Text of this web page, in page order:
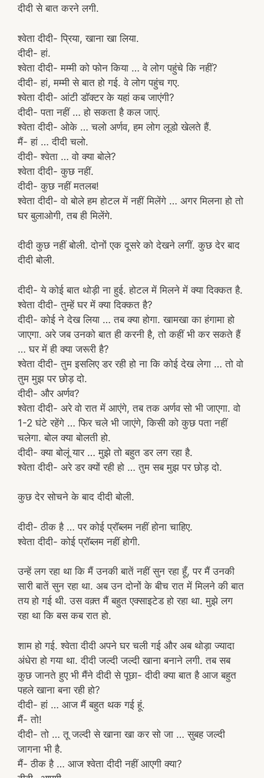
दीदी से बात करने लगी.
श्वेता दीदी- प्रिया, खाना खा लिया.
दीदी- हां.
श्वेता दीदी- मम्मी को फोन किया … वे लोग पहुंचे कि नहीं?
दीदी- हां, मम्मी से बात हो गई. वे लोग पहुंच गए.
श्वेता दीदी- आंटी डॉक्टर के यहां कब जाएंगी?
दीदी- पता नहीं … हो सकता है कल जाएं.
श्वेता दीदी- ओके … चलो अर्णव, हम लोग लूडो खेलते हैं.
मैं- हां … दीदी चलो.
दीदी- श्वेता … वो क्या बोले?
श्वेता दीदी- कुछ नहीं.
दीदी- कुछ नहीं मतलब!
श्वेता दीदी- वो बोले हम होटल में नहीं मिलेंगे … अगर मिलना हो तो
घर बुलाओगी, तब ही मिलेंगे.
दीदी कुछ नहीं बोली. दोनों एक दूसरे को देखने लगीं. कुछ देर बाद
दीदी बोली.
दीदी- ये कोई बात थोड़ी ना हुई. होटल में मिलने में क्या दिक्कत है.
श्वेता दीदी- तुम्हें घर में क्या दिक्कत है?
दीदी- कोई ने देख लिया … तब क्या होगा. खामखा का हंगामा हो
जाएगा. अरे जब उनको बात ही करनी है, तो कहीं भी कर सकते हैं
… घर में ही क्या जरूरी है?
श्वेता दीदी- तुम इसलिए डर रही हो ना कि कोई देख लेगा … तो वो
तुम मुझ पर छोड़ दो.
दीदी- और अर्णव?
श्वेता दीदी- अरे वो रात में आएंगे, तब तक अर्णव सो भी जाएगा. वो
1-2 घंटे रहेंगे … फिर चले भी जाएंगे, किसी को कुछ पता नहीं
चलेगा. बोल क्या बोलती हो.
दीदी- क्या बोलूं यार … मुझे तो बहुत डर लग रहा है.
श्वेता दीदी- अरे डर क्यों रही हो … तुम सब मुझ पर छोड़ दो.
कुछ देर सोचने के बाद दीदी बोली.
दीदी- ठीक है … पर कोई प्रॉब्लम नहीं होना चाहिए.
श्वेता दीदी- कोई प्रॉब्लम नहीं होगी.
उन्हें लग रहा था कि मैं उनकी बातें नहीं सुन रहा हूँ, पर मैं उनकी
सारी बातें सुन रहा था. अब उन दोनों के बीच रात में मिलने की बात
तय हो गई थी. उस वक़्त मैं बहुत एक्साइटेड हो रहा था. मुझे लग
रहा था कि बस कब रात हो.
शाम हो गई. श्वेता दीदी अपने घर चली गई और अब थोड़ा ज्यादा
अंधेरा हो गया था. दीदी जल्दी जल्दी खाना बनाने लगी. तब सब
कुछ जानते हुए भी मैंने दीदी से पूछा- दीदी क्या बात है आज बहुत
पहले खाना बना रही हो?
दीदी- हां … आज मैं बहुत थक गई हूं.
मैं- तो!
दीदी- तो … तू जल्दी से खाना खा कर सो जा … सुबह जल्दी
जागना भी है.
मैं- ठीक है … आज श्वेता दीदी नहीं आएगी क्या?